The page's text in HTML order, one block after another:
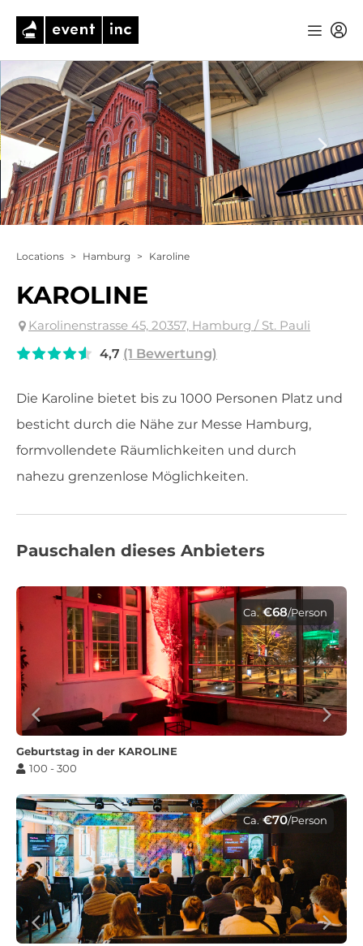
Locations > Hamburg > Karoline
KAROLINE
Karolinenstrasse 45, 20357, Hamburg / St. Pauli
4,7 (1 Bewertung)
Die Karoline bietet bis zu 1000 Personen Platz und
besticht durch die Nähe zur Messe Hamburg,
formvollendete Räumlichkeiten und durch
nahezu grenzenlose Möglichkeiten.
Pauschalen dieses Anbieters
Ca. €68/Person
Geburtstag in der KAROLINE
100 - 300
Ca. €70/Person